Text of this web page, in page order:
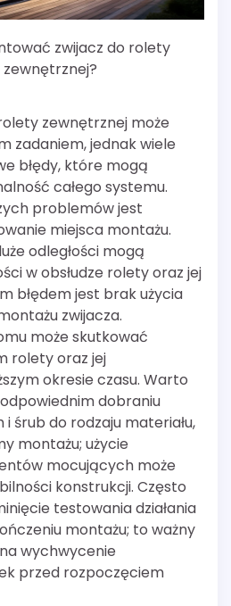
zwijacz do rolety
zewnętrznej?
zewnętrznej może
zadaniem, jednak wiele
błędy, które mogą
całego systemu.
problemów jest
miejsca montażu.
odległości mogą
w obsłudze rolety oraz jej
błędem jest brak użycia
zwijacza.
może skutkować
rolety oraz jej
okresie czasu. Warto
dobraniu
śrub do rodzaju materiału,
montażu; użycie
mocujących może
konstrukcji. Często
testowania działania
montażu; to ważny
wychwycenie
przed rozpoczęciem